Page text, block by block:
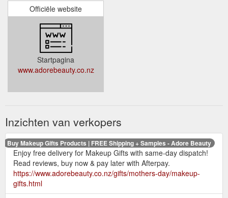
Officiële website
Startpagina
www.adorebeauty.co.nz
Inzichten van verkopers
Buy Makeup Gifts Products | FREE Shipping + Samples - Adore Beauty
Enjoy free delivery for Makeup Gifts with same-day dispatch!
Read reviews, buy now & pay later with Afterpay.
https://www.adorebeauty.co.nz/gifts/mothers-day/makeup-
gifts.html